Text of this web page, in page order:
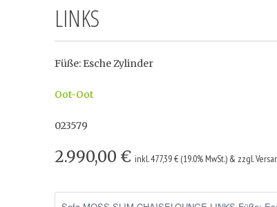
LINKS
Füße: Esche Zylinder
Oot-Oot
023579
2.990,00 € inkl. 477,39 € (19.0% MwSt.) & zzgl.